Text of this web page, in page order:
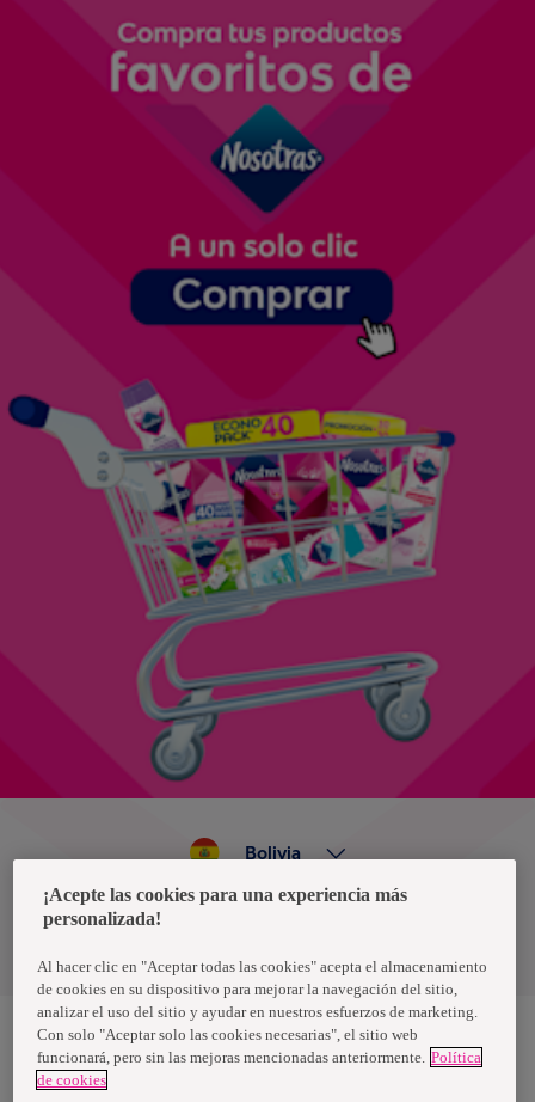
Política de privacidad de datos
Bolivia
Nosotras, una marca de Essity - una compañía global líder en
higiene y salud. Cada día, mil millones de personas, en todo el
¡Acepte las cookies para una experiencia más
personalizada!
Al hacer clic en "Aceptar todas las cookies" acepta el almacenamiento
de cookies en su dispositivo para mejorar la navegación del sitio,
analizar el uso del sitio y ayudar en nuestros esfuerzos de marketing.
Con solo "Aceptar solo las cookies necesarias", el sitio web
funcionará, pero sin las mejoras mencionadas anteriormente. Política
de cookies